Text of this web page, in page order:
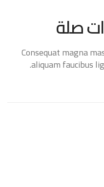
صلة
Consequat magna
aliquam faucibus